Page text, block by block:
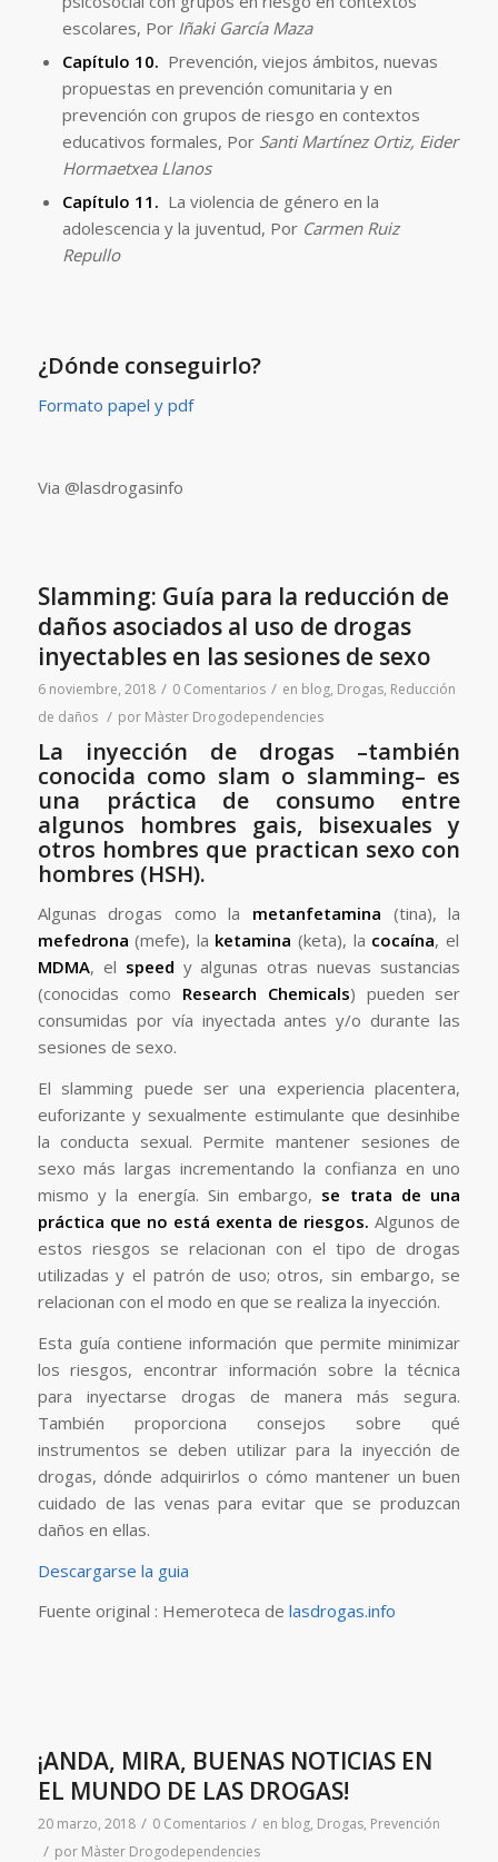
escolares, Por Iñaki García Maza
Capítulo 10. Prevención, viejos ámbitos, nuevas
propuestas en prevención comunitaria y en
prevención con grupos de riesgo en contextos
educativos formales, PorSanti Martínez Ortiz, Eider
Hormaetxea Llanos
Capítulo 11. La violencia de género en la
adolescencia y la juventud, Por Carmen Ruiz
Repullo
¿Dónde conseguirlo?
Formato papel y pdf
Via @lasdrogasinfo
Slamming: Guía para la reducción de
daños asociados al uso de drogas
inyectables en las sesiones de sexo
6 noviembre, 2018 / 0 Comentarios / en blog, Drogas, Reducción
de daños / por Màster Drogodependencies
La inyección de drogas –también
conocida como slam o slamming– es
una práctica de consumo entre
algunos hombres gais, bisexuales y
otros hombres que practican sexo con
hombres (HSH).
Algunas drogas como la metanfetamina (tina), la
mefedrona (mefe), la ketamina (keta), la cocaína, el
MDMA, el speed y algunas otras nuevas sustancias
(conocidas como Research Chemicals) pueden ser
consumidas por vía inyectada antes y/o durante las
sesiones de sexo.
El slamming puede ser una experiencia placentera,
euforizante y sexualmente estimulante que desinhibe
la conducta sexual. Permite mantener sesiones de
sexo más largas incrementando la confianza en uno
mismo y la energía. Sin embargo, se trata de una
práctica que no está exenta de riesgos. Algunos de
estos riesgos se relacionan con el tipo de drogas
utilizadas y el patrón de uso; otros, sin embargo, se
relacionan con el modo en que se realiza la inyección.
Esta guía contiene información que permite minimizar
los riesgos, encontrar información sobre la técnica
para inyectarse drogas de manera más segura.
También proporciona consejos sobre qué
instrumentos se deben utilizar para la inyección de
drogas, dónde adquirirlos o cómo mantener un buen
cuidado de las venas para evitar que se produzcan
daños en ellas.
Descargarse la guia
Fuente original : Hemeroteca de lasdrogas.info
¡ANDA, MIRA, BUENAS NOTICIAS EN
EL MUNDO DE LAS DROGAS!
20 marzo, 2018 / 0 Comentarios / en blog, Drogas, Prevención
/ por Màster Drogodependencies